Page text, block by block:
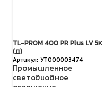
TL-PROM 400 PR Plus LV 5К
(Д)
УТ000003474
Промышленное
светодиодное